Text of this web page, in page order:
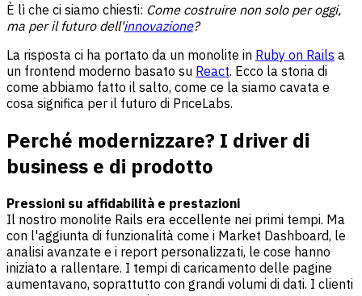
È lì che ci siamo chiesti: Come costruire non solo per oggi,
ma per il futuro dell'innovazione?
La risposta ci ha portato da un monolite in Ruby on Rails a
un frontend moderno basato su React. Ecco la storia di
come abbiamo fatto il salto, come ce la siamo cavata e
cosa significa per il futuro di PriceLabs.
Perché modernizzare? I driver di
business e di prodotto
Pressioni su affidabilità e prestazioni
Il nostro monolite Rails era eccellente nei primi tempi. Ma
con l'aggiunta di funzionalità come i Market Dashboard, le
analisi avanzate e i report personalizzati, le cose hanno
iniziato a rallentare. I tempi di caricamento delle pagine
aumentavano, soprattutto con grandi volumi di dati. I clienti